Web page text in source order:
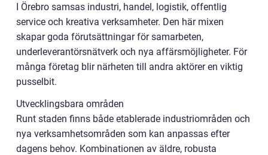
I Örebro samsas industri, handel, logistik, offentlig
service och kreativa verksamheter. Den här mixen
skapar goda förutsättningar för samarbeten,
underleverantörsnätverk och nya affärsmöjligheter. För
många företag blir närheten till andra aktörer en viktig
pusselbit.
Utvecklingsbara områden
Runt staden finns både etablerade industriområden och
nya verksamhetsområden som kan anpassas efter
dagens behov. Kombinationen av äldre, robusta